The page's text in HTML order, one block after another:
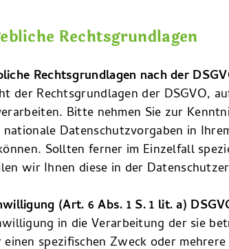
Rechtsgrundlagen
Rechtsgrundlagen nach der
der Rechtsgrundlagen der DSGVO,
Bitte nehmen Sie zur
nationale Datenschutzvorgaben in
Sollten ferner im Einzelfall
wir Ihnen diese in der
(Art. 6 Abs. 1 S. 1 lit. a)
in die Verarbeitung der sie
spezifischen Zweck oder